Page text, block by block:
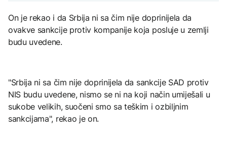
Rihanna radi na novom
albumu
On je rekao i da Srbija ni sa čim nije doprinijela da
ovakve sankcije protiv kompanije koja posluje u zemlji
budu uvedene.
"Srbija ni sa čim nije doprinijela da sankcije SAD protiv
NIS budu uvedene, nismo se ni na koji način umiješali u
sukobe velikih, suočeni smo sa teškim i ozbiljnim
sankcijama", rekao je on.